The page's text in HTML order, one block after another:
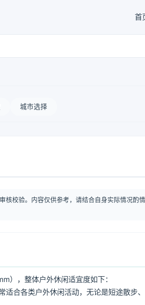
首
城市选择
核校验。内容仅供参考，请结合自身实际情况酌
，整体户外休闲适宜度如下：
适合各类户外休闲活动，无论是短途散步